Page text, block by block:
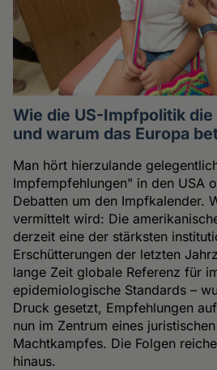
Wie die US-Impfpolitik die
und warum das Europa
Man hört hierzulande
Impfempfehlungen" in den USA
Debatten um den Impfkalender.
vermittelt wird: Die
derzeit eine der stärksten
Erschütterungen der letzten
lange Zeit globale Referenz für
epidemiologische Standards –
Druck gesetzt, Empfehlungen
nun im Zentrum eines
Machtkampfes. Die Folgen
hinaus.